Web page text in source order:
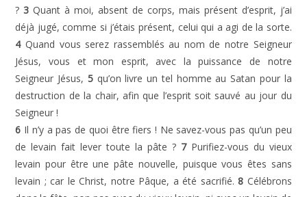
?3 Quant à moi, absent de corps, mais présent d’esprit, j’ai
déjà jugé, comme si j’étais présent, celui qui a agi de la sorte.
4Quand vous serez rassemblés au nom de notre Seigneur
Jésus, vous et mon esprit, avec la puissance de notre
Seigneur Jésus, 5qu’on livre un tel homme au Satan pour la
destruction de la chair, afin que l’esprit soit sauvé au jour du
Seigneur !
6 Il n’y a pas de quoi être fiers ! Ne savez-vous pas qu’un peu
de levain fait lever toute la pâte ? 7Purifiez-vous du vieux
levain pour être une pâte nouvelle, puisque vous êtes sans
levain ; car le Christ, notre Pâque, a été sacrifié. 8 Célébrons